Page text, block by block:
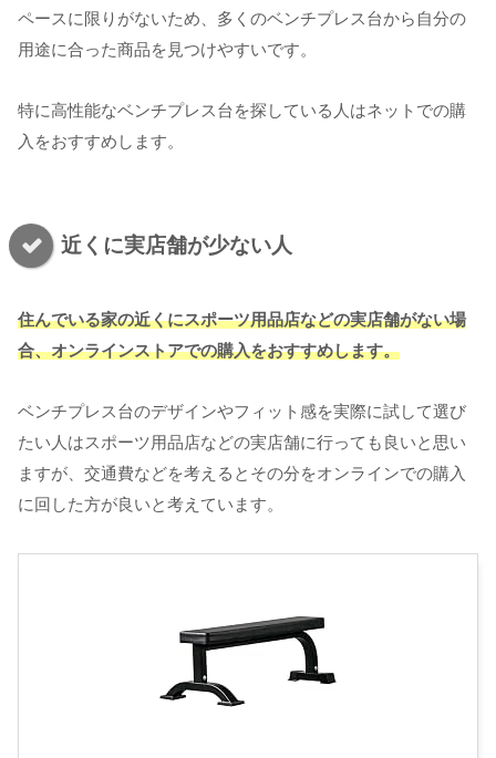
ペースに限りがないため、多くのベンチプレス台から自分の
用途に合った商品を見つけやすいです。
特に高性能なベンチプレス台を探している人はネットでの購
入をおすすめします。
近くに実店舗が少ない人
住んでいる家の近くにスポーツ用品店などの実店舗がない場
合、オンラインストアでの購入をおすすめします。
ベンチプレス台のデザインやフィット感を実際に試して選び
たい人はスポーツ用品店などの実店舗に行っても良いと思い
ますが、交通費などを考えるとその分をオンラインでの購入
に回した方が良いと考えています。